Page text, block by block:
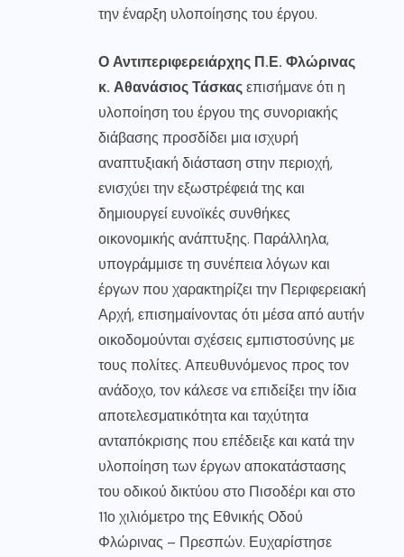
την έναρξη υλοποίησης του έργου.
Ο Αντιπεριφερειάρχης Π.Ε. Φλώρινας
κ. Αθανάσιος Τάσκαςεπισήμανε ότι η
υλοποίηση του έργου της συνοριακής
διάβασης προσδίδει μια ισχυρή
αναπτυξιακή διάσταση στην περιοχή,
ενισχύει την εξωστρέφειά της και
δημιουργεί ευνοϊκές συνθήκες
οικονομικής ανάπτυξης. Παράλληλα,
υπογράμμισε τη συνέπεια λόγων και
έργων που χαρακτηρίζει την Περιφερειακή
Αρχή, επισημαίνοντας ότι μέσα από αυτήν
οικοδομούνται σχέσεις εμπιστοσύνης με
τους πολίτες. Απευθυνόμενος προς τον
ανάδοχο, τον κάλεσε να επιδείξει την ίδια
αποτελεσματικότητα και ταχύτητα
ανταπόκρισης που επέδειξε και κατά την
υλοποίηση των έργων αποκατάστασης
του οδικού δικτύου στο Πισοδέρι και στο
11ο χιλιόμετρο της Εθνικής Οδού
Φλώρινας – Πρεσπών. Ευχαρίστησε